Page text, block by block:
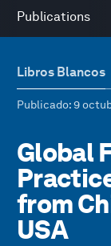
Publications
Libros Blancos
Publicado: 9
Global
from
USA